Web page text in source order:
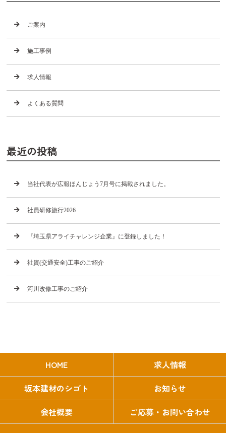
ご案内
施工事例
求人情報
よくある質問
最近の投稿
当社代表が広報ほんじょう7月号に掲載されました。
社員研修旅行2026
『埼玉県アライチャレンジ企業』に登録しました！
社資(交通安全)工事のご紹介
河川改修工事のご紹介
HOME
求人情報
坂本建材のシゴト
お知らせ
会社概要
ご応募・お問い合わせ